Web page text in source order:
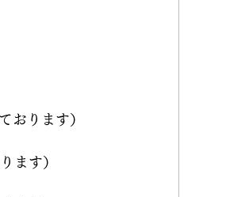
おります）
ます）